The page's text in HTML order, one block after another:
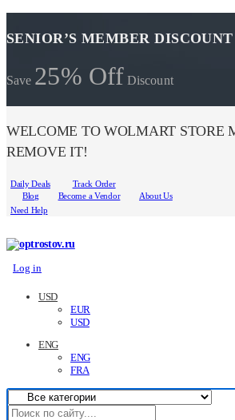
SENIOR’S MEMBER
Save 25% Off Discount
WELCOME TO WOLMART STORE
REMOVE IT!
Daily Deals
Track Order
Blog
Become a Vendor
About Us
Need Help
Log in
USD
EUR
USD
ENG
ENG
FRA